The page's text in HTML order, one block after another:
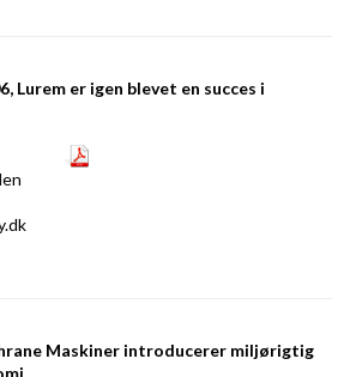
Lurem er igen blevet en succes i
Maskiner introducerer miljørigtig